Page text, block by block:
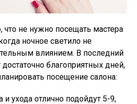
что не нужно посещать мастера
ночное светило не
влиянием. В последний
благоприятных дней,
посещение салона:
ухода отлично подойдут 5-9,